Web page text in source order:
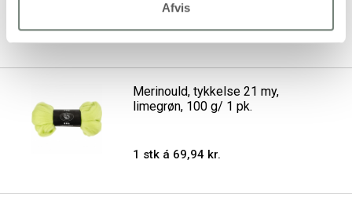
Afvis
1 stk á 69,94 kr.
Merinould, tykkelse 21 my,
limegrøn, 100 g/ 1 pk.
1 stk á 69,94 kr.